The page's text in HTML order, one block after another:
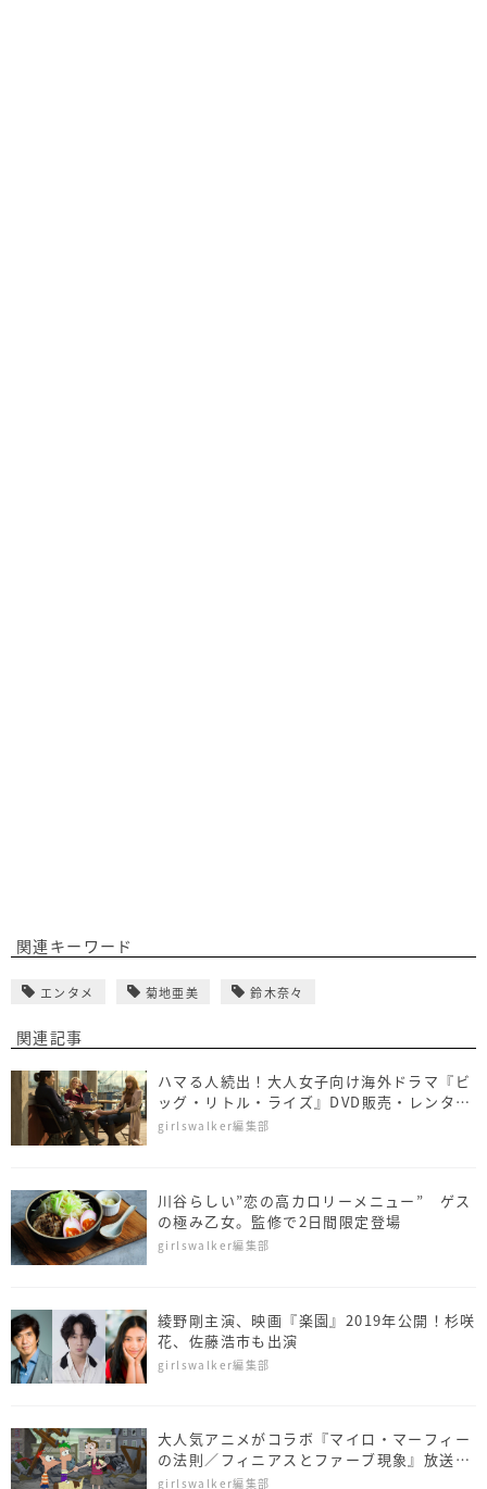
関連キーワード
エンタメ 菊地亜美 鈴木奈々
関連記事
ハマる人続出！大人女子向け海外ドラマ『ビ
ッグ・リトル・ライズ』DVD販売・レンタル
スタート
girlswalker編集部
川谷らしい”恋の高カロリーメニュー” ゲス
の極み乙女。監修で2日間限定登場
girlswalker編集部
綾野剛主演、映画『楽園』2019年公開！杉咲
花、佐藤浩市も出演
girlswalker編集部
大人気アニメがコラボ『マイロ・マーフィー
の法則／フィニアスとファーブ現象』放送決
定
girlswalker編集部